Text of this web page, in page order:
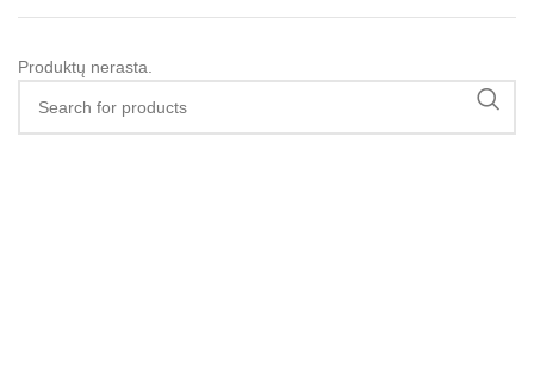
Produktų nerasta.